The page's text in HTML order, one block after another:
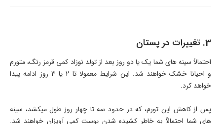
3. تغییرات در پستان
احتمالاً سینه های شما یک یا دو روز بعد از تولد نوزاد کمی قرمز رنگ، متورم
و احیانا خشک خواهند شد. این شرایط معمولا تا 2 یا 3 روز ادامه پیدا
خواهد کرد.
پس از کاهش این تورم، که در حدود سه تا چهار روز طول میکشد، سینه
های شما احتمالاً به خاطر کشیده شدن پوست کمی آویزان خواهند شد.